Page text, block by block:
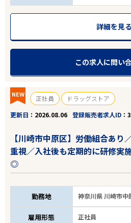
詳細を見る
この求人に問い
NEW 正社員
ドラッグストア
更新日
2026.08.06 登録販売者求人ID
【川崎市中原区】労働組合あり
重視／入社後も定期的に研修実
◎
勤務地 神奈川県 川崎市
雇用形態 正社員